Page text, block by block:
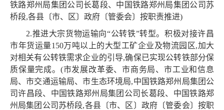
铁路郑州局集团公司长葛段、中国铁路郑州局集团公司苏
桥段,各县〔市、区〕政府〔管委会〕按职责推进)
2.推进大宗货物运输向“公转铁”转型。积极对接许昌
市年货运量150万吨以上的大型工矿企业及物流园区,加大
对相关有公转铁需求企业的引导,确保已实现公转铁部分保
质保量完成。(市发展改革委、市商务局、市工业和信息
局、市交通运输局、市生态环境局,中国铁路郑州局集团公
司许昌段、中国铁路郑州局集团公司长葛段、中国铁路郑
州局集团公司苏桥段,各县〔市、区〕政府〔管委会〕按职